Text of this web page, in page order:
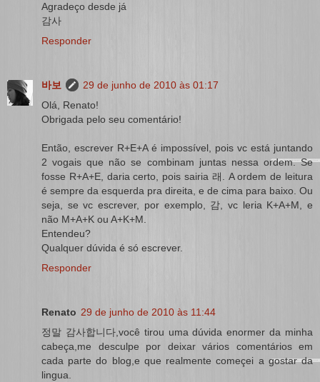
Agradeço desde já
감사
Responder
바보
29 de junho de 2010 às 01:17
Olá, Renato!
Obrigada pelo seu comentário!
Então, escrever R+E+A é impossível, pois vc está juntando
2 vogais que não se combinam juntas nessa ordem. Se
fosse R+A+E, daria certo, pois sairia 래. A ordem de leitura
é sempre da esquerda pra direita, e de cima para baixo. Ou
seja, se vc escrever, por exemplo, 감, vc leria K+A+M, e
não M+A+K ou A+K+M.
Entendeu?
Qualquer dúvida é só escrever.
Responder
Renato 29 de junho de 2010 às 11:44
정말 감사합니다,você tirou uma dúvida enormer da minha
cabeça,me desculpe por deixar vários comentários em
cada parte do blog,e que realmente começei a gostar da
lingua.